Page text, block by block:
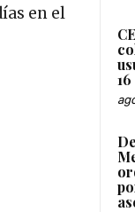
en el